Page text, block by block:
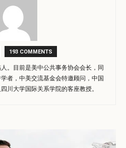
193 COMMENTS
。目前是美中公共事务协会会长，同
者，中美交流基金会特邀顾问，中国
川大学国际关系学院的客座教授。